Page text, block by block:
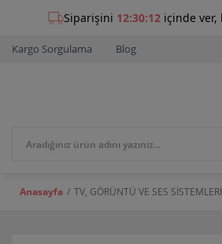
Kargo Sorgulama Blog
Anasayfa TV, GÖRÜNTÜ VE SES SİSTEMLERİ